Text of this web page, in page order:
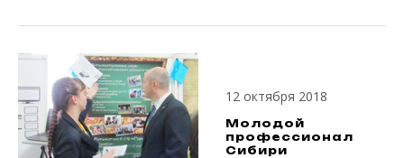
12 октября 2018
Молодой
профессионал
Сибири